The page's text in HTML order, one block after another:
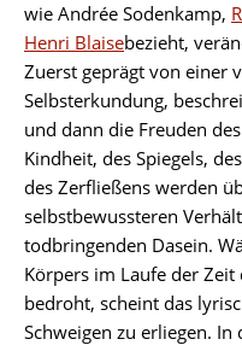
wie Andrée Sodenkamp,
Henri Blaisebezieht,
Zuerst geprägt von einer
Selbsterkundung,
und dann die Freuden
Kindheit, des Spiegels,
des Zerfließens werden
selbstbewussteren
todbringenden Dasein.
Körpers im Laufe der
bedroht, scheint das
Schweigen zu erliegen.